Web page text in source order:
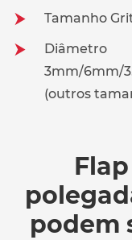
Tamanho
3mm/6mm/
(outros
podem